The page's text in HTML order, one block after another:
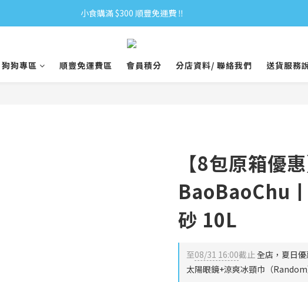
小食購滿 $300 順豐免運費 ‼
小食購滿 $300 順豐免運費 ‼
全單購滿 $500 免運費 ♥︎ 會員積分回贈 $1＝1Pt.
小食購滿 $300 順豐免運費 ‼
狗狗專區 順豐免運費區 會員積分 分店資料/ 聯絡我們 送貨服務
【8包原箱優惠
BaoBaoChu
砂 10L
至08/31 16:00截止全店，夏日
太陽眼鏡+涼爽冰頸巾（Random